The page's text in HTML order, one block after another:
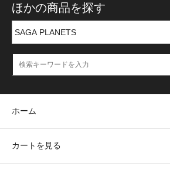
ほかの商品を探す
ホーム
カートを見る